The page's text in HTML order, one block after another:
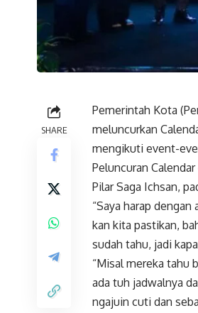
SHARE
Pemerintah Kota
meluncurkan
mengikuti event-
Peluncuran
Pilar Saga Ichsan,
“Saya harap
kan kita pastikan,
sudah tahu, jadi
“Misal mereka tahu
ada tuh jadwalnya
ngajuin cuti dan